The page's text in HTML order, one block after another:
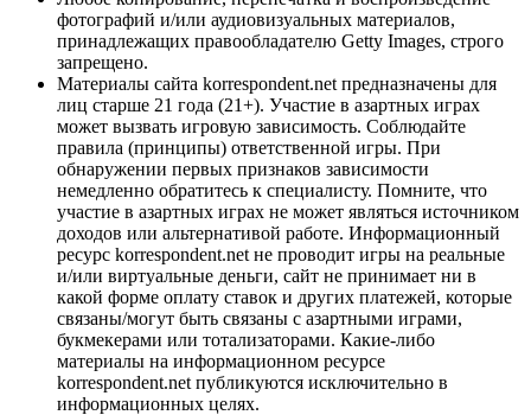
фотографий и/или аудиовизуальных материалов,
принадлежащих правообладателю Getty Images, строго
запрещено.
Материалы сайта korrespondent.net предназначены для
лиц старше 21 года (21+). Участие в азартных играх
может вызвать игровую зависимость. Соблюдайте
правила (принципы) ответственной игры. При
обнаружении первых признаков зависимости
немедленно обратитесь к специалисту. Помните, что
участие в азартных играх не может являться источником
доходов или альтернативой работе. Информационный
ресурс korrespondent.net не проводит игры на реальные
и/или виртуальные деньги, сайт не принимает ни в
какой форме оплату ставок и других платежей, которые
связаны/могут быть связаны с азартными играми,
букмекерами или тотализаторами. Какие-либо
материалы на информационном ресурсе
korrespondent.net публикуются исключительно в
информационных целях.